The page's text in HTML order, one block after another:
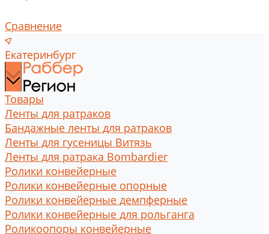
Сравнение
Екатеринбург
Товары
Ленты для ратраков
Бандажные ленты для ратраков
Ленты для гусеницы Витязь
Ленты для ратрака Bombardier
Ролики конвейерные
Ролики конвейерные опорные
Ролики конвейерные демпферные
Ролики конвейерные для рольганга
Роликоопоры конвейерные